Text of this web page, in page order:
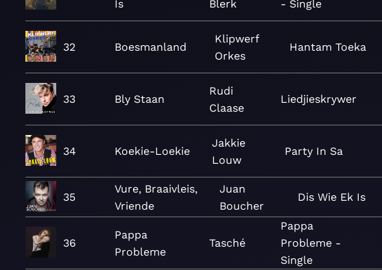
Is
Blerk
- Single
32 Boesmanland
Klipwerf
Orkes
Hantam Toeka
33 Bly Staan
Rudi
Claase
Liedjieskrywer
34 Koekie-Loekie
Jakkie
Louw
Party In Sa
35
Vure, Braaivleis,
Vriende
Juan
Boucher
Dis Wie Ek Is
36
Pappa
Probleme
Tasché
Pappa
Probleme -
Single